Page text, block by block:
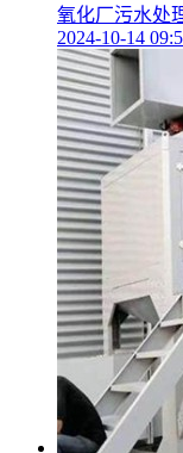
氧化厂污水处
2024-10-14